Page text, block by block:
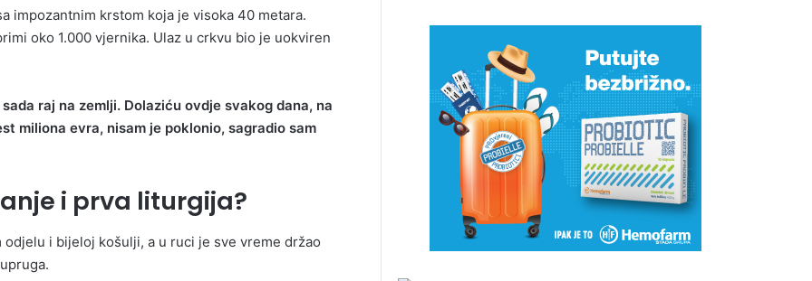
impozantnim krstom koja je visoka 40 metara.
oko 1.000 vjernika. Ulaz u crkvu bio јe uokviren
raj na zemlji. Dolaziću ovdje svakog dana, na
miliona evra, nisam je poklonio, sagradio sam
i prva liturgija?
i bijeloj košulji, a u ruci je sve vreme držao